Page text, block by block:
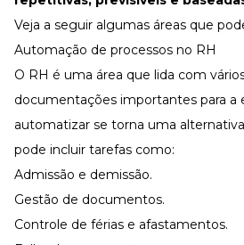
Veja a seguir algumas áreas que
Automação de processos no RH
O RH é uma área que lida com
documentações importantes para a
automatizar se torna uma
pode incluir tarefas como:
Admissão e demissão.
Gestão de documentos.
Controle de férias e afastamentos.